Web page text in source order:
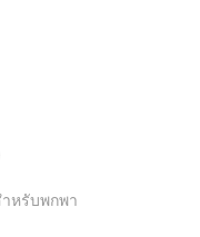
ำหรับพกพา